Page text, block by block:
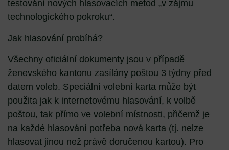
testování nových hlasovacích metod „v zájmu
technologického pokroku“.
Jak hlasování probíhá?
Všechny oficiální dokumenty jsou v případě
ženevského kantonu zasílány poštou 3 týdny před
datem voleb. Speciální volební karta může být
použita jak k internetovému hlasování, k volbě
poštou, tak přímo ve volební místnosti, přičemž je
na každé hlasování potřeba nová karta (tj. nelze
hlasovat jinou než právě doručenou kartou). Pro